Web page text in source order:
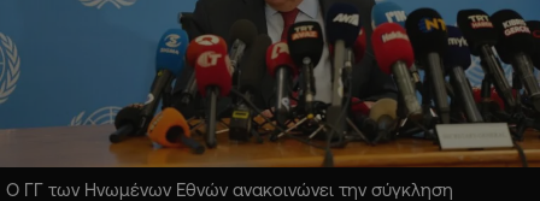
Ο ΓΓ των Ηνωμένων Εθνών ανακοινώνει την σύγκληση